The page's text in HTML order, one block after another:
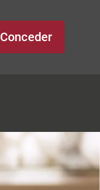
Conceder